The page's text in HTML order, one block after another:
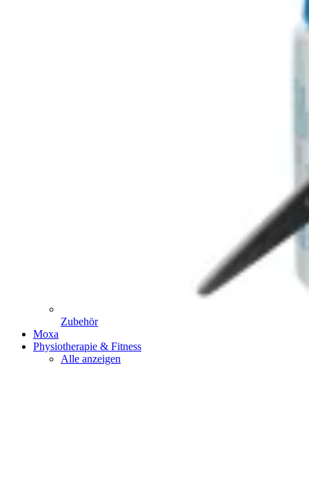
Zubehör
Moxa
Physiotherapie & Fitness
Alle anzeigen